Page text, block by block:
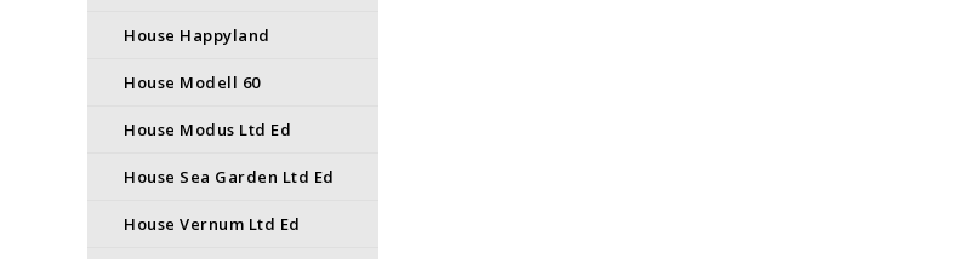
House Happyland
House Modell 60
House Modus Ltd Ed
House Sea Garden Ltd Ed
House Vernum Ltd Ed